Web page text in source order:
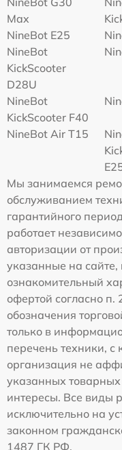
Max
NineBot E25
NineBot
KickScooter
D28U
NineBot
KickScooter F40
NineBot Air T15
Мы занимаемся
обслуживанием
гарантийного
работает
авторизации от
указанные на сайте,
ознакомительный
офертой согласно
обозначения
только в
перечень техники,
организация не
указанных товарных
интересы. Все виды
исключительно на
законном
1487 ГК РФ.